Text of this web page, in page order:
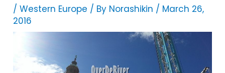
/Western Europe / By Norashikin / March 26,
2016